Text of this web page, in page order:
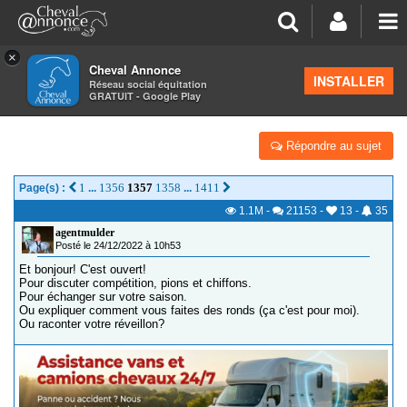
×
Cheval Annonce
Réseau social équitation
GRATUIT - Google Play
INSTALLER
>Concours cheval
DRESSEURS CINGLÉS
Répondre au sujet
Page(s) : 1 ... 1356 1357 1358 ... 1411
1.1M - 21153 - 13 -
35
agentmulder
Posté le 24/12/2022 à 10h53
Et bonjour! C'est ouvert!
Pour discuter compétition, pions et chiffons.
Pour échanger sur votre saison.
Ou expliquer comment vous faites des ronds (ça c'est pour moi).
Ou raconter votre réveillon?